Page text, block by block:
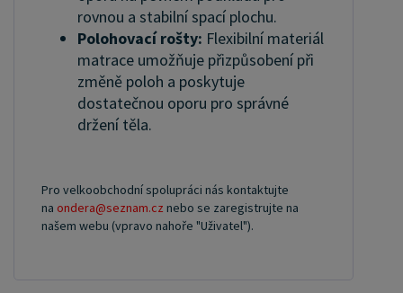
rovnou a stabilní spací plochu.
Polohovací rošty: Flexibilní materiál
matrace umožňuje přizpůsobení při
změně poloh a poskytuje
dostatečnou oporu pro správné
držení těla.
Pro velkoobchodní spolupráci nás kontaktujte
na ondera@seznam.cz nebo se zaregistrujte na
našem webu (vpravo nahoře "Uživatel").